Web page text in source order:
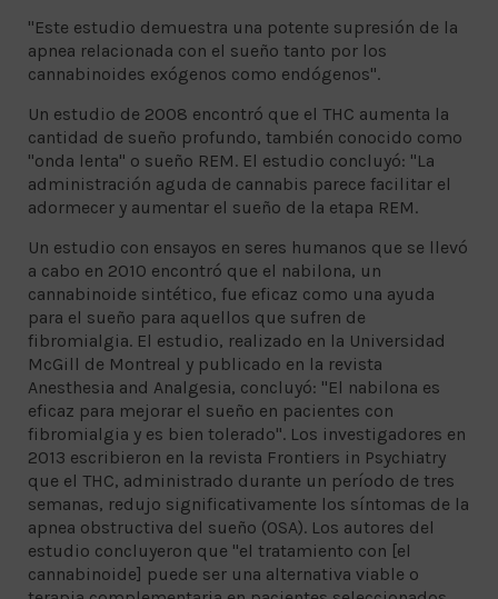
"Este estudio demuestra una potente supresión de la
apnea relacionada con el sueño tanto por los
cannabinoides exógenos como endógenos".
Un estudio de 2008 encontró que el THC aumenta la
cantidad de sueño profundo, también conocido como
"onda lenta" o sueño REM. El estudio concluyó: "La
administración aguda de cannabis parece facilitar el
adormecer y aumentar el sueño de la etapa REM.
Un estudio con ensayos en seres humanos que se llevó
a cabo en 2010 encontró que el nabilona, ​​un
cannabinoide sintético, fue eficaz como una ayuda
para el sueño para aquellos que sufren de
fibromialgia. El estudio, realizado en la Universidad
McGill de Montreal y publicado en la revista
Anesthesia and Analgesia, concluyó: "El nabilona es
eficaz para mejorar el sueño en pacientes con
fibromialgia y es bien tolerado". Los investigadores en
2013 escribieron en la revista Frontiers in Psychiatry
que el THC, administrado durante un período de tres
semanas, redujo significativamente los síntomas de la
apnea obstructiva del sueño (OSA). Los autores del
estudio concluyeron que "el tratamiento con [el
cannabinoide] puede ser una alternativa viable o